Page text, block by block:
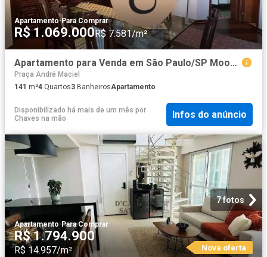
Apartamento·Para Comprar
R$ 1.069.000R$ 7.581/m²
Apartamento para Venda em São Paulo/SP Mooca 4 Quartos
Praça André Maciel
141 m²4 Quartos3 BanheirosApartamento
Disponibilizado há mais de um mês por
Chaves na mão
Infos do anúncio
7 fotos
Apartamento·Para Comprar
R$ 1.794.900
R$ 14.957/m² Nova oferta